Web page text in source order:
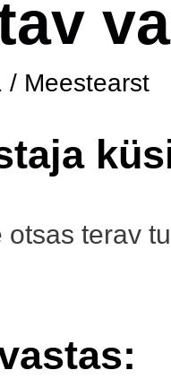
/ Meestearst
otsas terav